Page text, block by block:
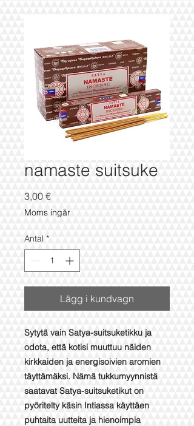
namaste suitsuke
3,00 €Pris
Moms ingår
Antal *
Lägg i kundvagn
Sytytä vain Satya-suitsuketikku ja
odota, että kotisi muuttuu näiden
kirkkaiden ja energisoivien aromien
täyttämäksi. Nämä tukkumyynnistä
saatavat Satya-suitsuketikut on
pyöritelty käsin Intiassa käyttäen
puhtaita uutteita ja hienoimpia